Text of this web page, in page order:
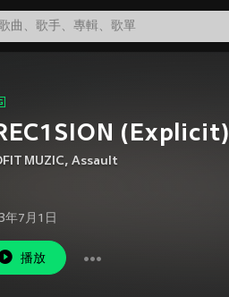
(Explicit)
MUZIC, Assault
年7月1日
播放